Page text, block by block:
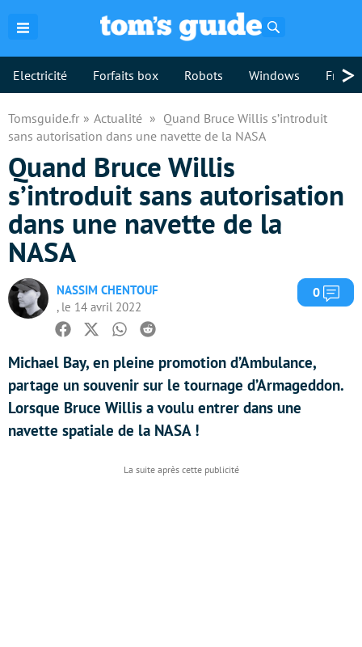
Electricité Forfaits box Robots Windows >
Tomsguide.fr Actualité
Quand Bruce Willis s’introduit
sans autorisation dans une navette de la NASA
Quand Bruce Willis
s’introduit sans autorisation
dans une navette de la
NASA
NASSIM CHENTOUF
, le 14 avril 2022
0
Facebook
TwitterWhatsapp
Reddit
Michael Bay, en pleine promotion d’Ambulance,
partage un souvenir sur le tournage d’Armageddon.
Lorsque Bruce Willis a voulu entrer dans une
navette spatiale de la NASA !